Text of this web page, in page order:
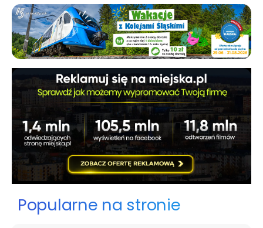
Popularne na stronie